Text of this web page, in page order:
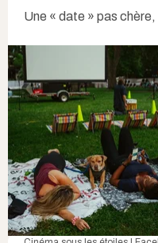
Une « date » pas chère,